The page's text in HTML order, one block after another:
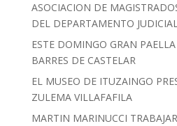
ASOCIACION DE
DEL DEPARTAMENTO
ESTE DOMINGO GRAN
BARRES DE CASTELAR
EL MUSEO DE ITUZAINGO
ZULEMA VILLAFAFILA
MARTIN MARINUCCI